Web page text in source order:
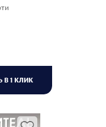
В 1 КЛИК